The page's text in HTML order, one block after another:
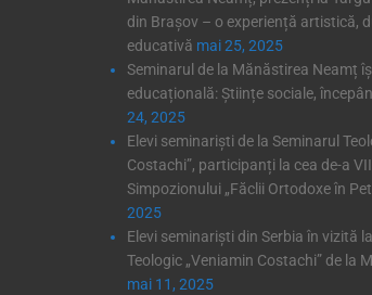
din Brașov – o experiență artistică,
educativă mai 25, 2025
Seminarul de la Mănăstirea Neamț
educațională: Științe sociale,
24, 2025
Elevi seminariști de la Seminarul
Costachi”, participanți la cea de-a
Simpozionului „Făclii Ortodoxe în
2025
Elevi seminariști din Serbia în vizită
Teologic „Veniamin Costachi” de la
mai 11, 2025